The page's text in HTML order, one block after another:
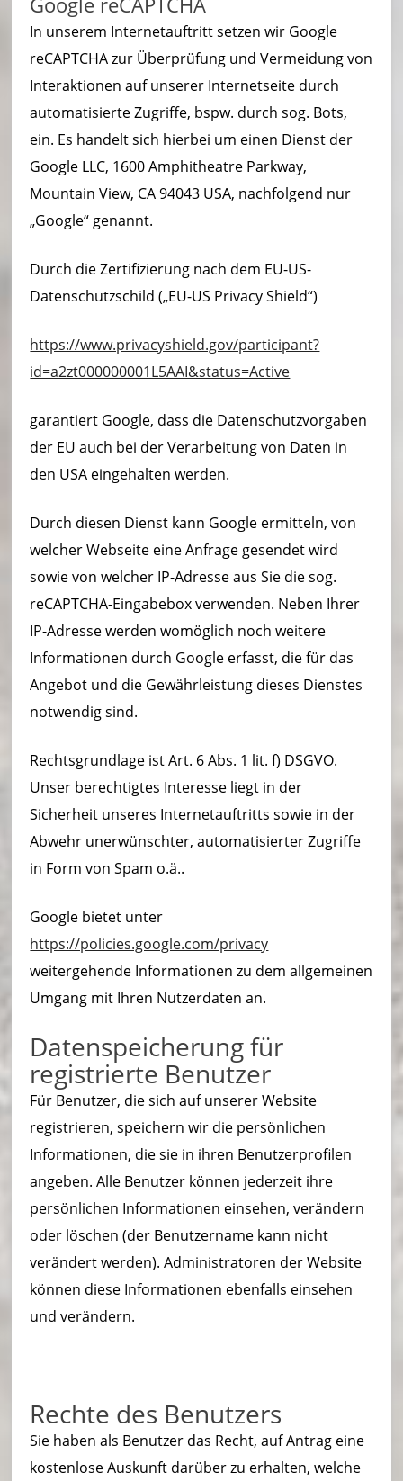
In unserem Internetauftritt setzen wir Google
reCAPTCHA zur Überprüfung und Vermeidung von
Interaktionen auf unserer Internetseite durch
automatisierte Zugriffe, bspw. durch sog. Bots,
ein. Es handelt sich hierbei um einen Dienst der
Google LLC, 1600 Amphitheatre Parkway,
Mountain View, CA 94043 USA, nachfolgend nur
„Google“ genannt.
Durch die Zertifizierung nach dem EU-US-
Datenschutzschild („EU-US Privacy Shield“)
https://www.privacyshield.gov/participant?
id=a2zt000000001L5AAI&status=Active
garantiert Google, dass die Datenschutzvorgaben
der EU auch bei der Verarbeitung von Daten in
den USA eingehalten werden.
Durch diesen Dienst kann Google ermitteln, von
welcher Webseite eine Anfrage gesendet wird
sowie von welcher IP-Adresse aus Sie die sog.
reCAPTCHA-Eingabebox verwenden. Neben Ihrer
IP-Adresse werden womöglich noch weitere
Informationen durch Google erfasst, die für das
Angebot und die Gewährleistung dieses Dienstes
notwendig sind.
Rechtsgrundlage ist Art. 6 Abs. 1 lit. f) DSGVO.
Unser berechtigtes Interesse liegt in der
Sicherheit unseres Internetauftritts sowie in der
Abwehr unerwünschter, automatisierter Zugriffe
in Form von Spam o.ä..
Google bietet unter
https://policies.google.com/privacy
weitergehende Informationen zu dem allgemeinen
Umgang mit Ihren Nutzerdaten an.
Datenspeicherung für
registrierte Benutzer
Für Benutzer, die sich auf unserer Website
registrieren, speichern wir die persönlichen
Informationen, die sie in ihren Benutzerprofilen
angeben. Alle Benutzer können jederzeit ihre
persönlichen Informationen einsehen, verändern
oder löschen (der Benutzername kann nicht
verändert werden). Administratoren der Website
können diese Informationen ebenfalls einsehen
und verändern.
Rechte des Benutzers
Sie haben als Benutzer das Recht, auf Antrag eine
kostenlose Auskunft darüber zu erhalten, welche